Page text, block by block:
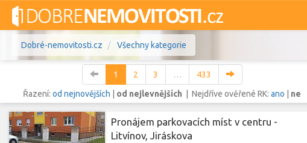
Dobré-nemovitosti.cz Všechny kategorie
Vše Byty Domy Pozemky
1 2 3 …
433
Řazení:od nejnovějších od nejlevnějších | Nejdříve ověřené RK:ano ne
Pronájem parkovacích míst v centru -
Litvínov, Jiráskova